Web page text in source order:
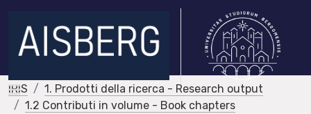
IRIS
1. Prodotti della ricerca - Research output
1.2 Contributi in volume - Book chapters